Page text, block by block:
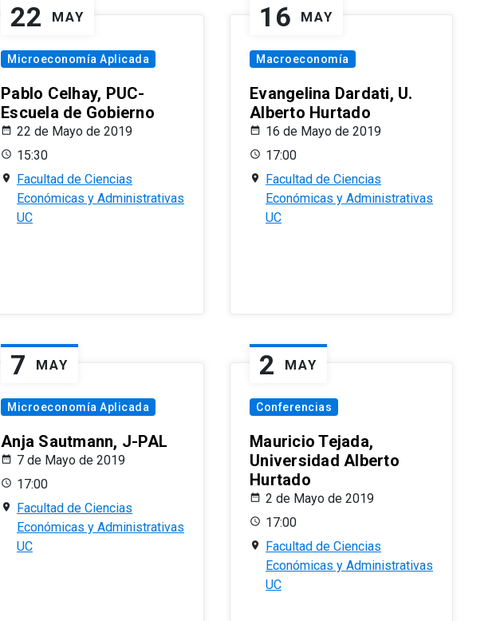
22 MAY
Microeconomía Aplicada
Pablo Celhay, PUC-
Escuela de Gobierno
22 de Mayo de 2019
15:30
Facultad de Ciencias
Económicas y Administrativas
UC
16 MAY
Macroeconomía
Evangelina Dardati, U.
Alberto Hurtado
16 de Mayo de 2019
17:00
Facultad de Ciencias
Económicas y Administrativas
UC
7 MAY
Microeconomía Aplicada
Anja Sautmann, J-PAL
7 de Mayo de 2019
17:00
Facultad de Ciencias
Económicas y Administrativas
UC
2 MAY
Conferencias
Mauricio Tejada,
Universidad Alberto
Hurtado
2 de Mayo de 2019
17:00
Facultad de Ciencias
Económicas y Administrativas
UC